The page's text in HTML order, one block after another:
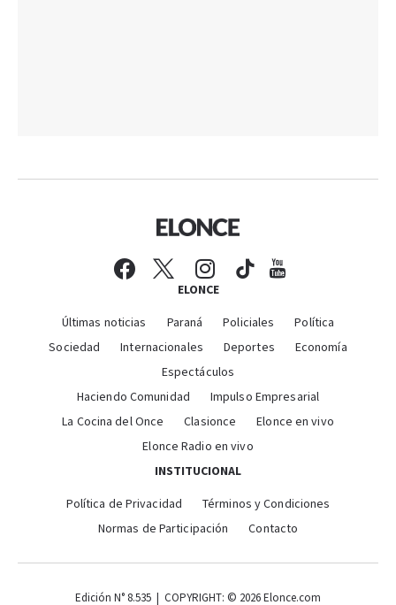
ELONCE
Últimas noticias Paraná Policiales
Política
Sociedad
Internacionales Deportes
Economía
Espectáculos
Haciendo Comunidad
Impulso Empresarial
La Cocina del Once
Clasionce
Elonce en vivo
Elonce Radio en vivo
INSTITUCIONAL
Política de Privacidad
Términos y Condiciones
Normas de Participación
Contacto
Edición N° 8.535 | COPYRIGHT: © 2026 Elonce.com